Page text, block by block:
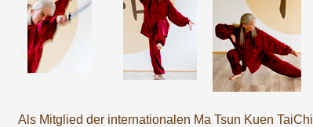
Als Mitglied der internationalen Ma Tsun Kuen TaiChi